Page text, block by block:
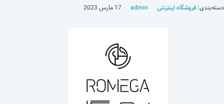
دسته‌بندی: فروشگاه اینترنتی admin 17 مارس 2023